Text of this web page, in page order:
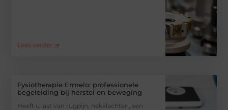
Lees verder ➜
Fysiotherapie Ermelo: professionele
begeleiding bij herstel en beweging
Heeft u last van rugpijn, nekklachten, een